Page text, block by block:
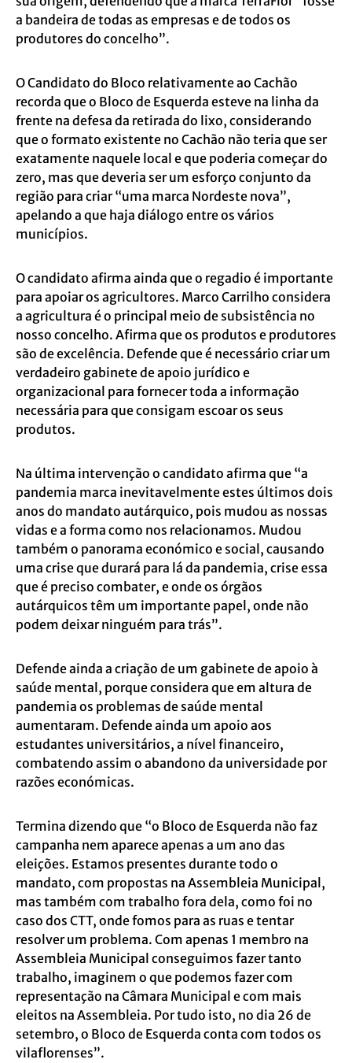
a bandeira de todas as empresas e de todos os
produtores do concelho”.
O Candidato do Bloco relativamente ao Cachão
recorda que o Bloco de Esquerda esteve na linha da
frente na defesa da retirada do lixo, considerando
que o formato existente no Cachão não teria que ser
exatamente naquele local e que poderia começar do
zero, mas que deveria ser um esforço conjunto da
região para criar “uma marca Nordeste nova”,
apelando a que haja diálogo entre os vários
municípios.
O candidato afirma ainda que o regadio é importante
para apoiar os agricultores. Marco Carrilho considera
a agricultura é o principal meio de subsistência no
nosso concelho. Afirma que os produtos e produtores
são de excelência. Defende que é necessário criar um
verdadeiro gabinete de apoio jurídico e
organizacional para fornecer toda a informação
necessária para que consigam escoar os seus
produtos.
Na última intervenção o candidato afirma que “a
pandemia marca inevitavelmente estes últimos dois
anos do mandato autárquico, pois mudou as nossas
vidas e a forma como nos relacionamos. Mudou
também o panorama económico e social, causando
uma crise que durará para lá da pandemia, crise essa
que é preciso combater, e onde os órgãos
autárquicos têm um importante papel, onde não
podem deixar ninguém para trás”.
Defende ainda a criação de um gabinete de apoio à
saúde mental, porque considera que em altura de
pandemia os problemas de saúde mental
aumentaram. Defende ainda um apoio aos
estudantes universitários, a nível financeiro,
combatendo assim o abandono da universidade por
razões económicas.
Termina dizendo que “o Bloco de Esquerda não faz
campanha nem aparece apenas a um ano das
eleições. Estamos presentes durante todo o
mandato, com propostas na Assembleia Municipal,
mas também com trabalho fora dela, como foi no
caso dos CTT, onde fomos para as ruas e tentar
resolver um problema. Com apenas 1 membro na
Assembleia Municipal conseguimos fazer tanto
trabalho, imaginem o que podemos fazer com
representação na Câmara Municipal e com mais
eleitos na Assembleia. Por tudo isto, no dia 26 de
setembro, o Bloco de Esquerda conta com todos os
vilaflorenses”.